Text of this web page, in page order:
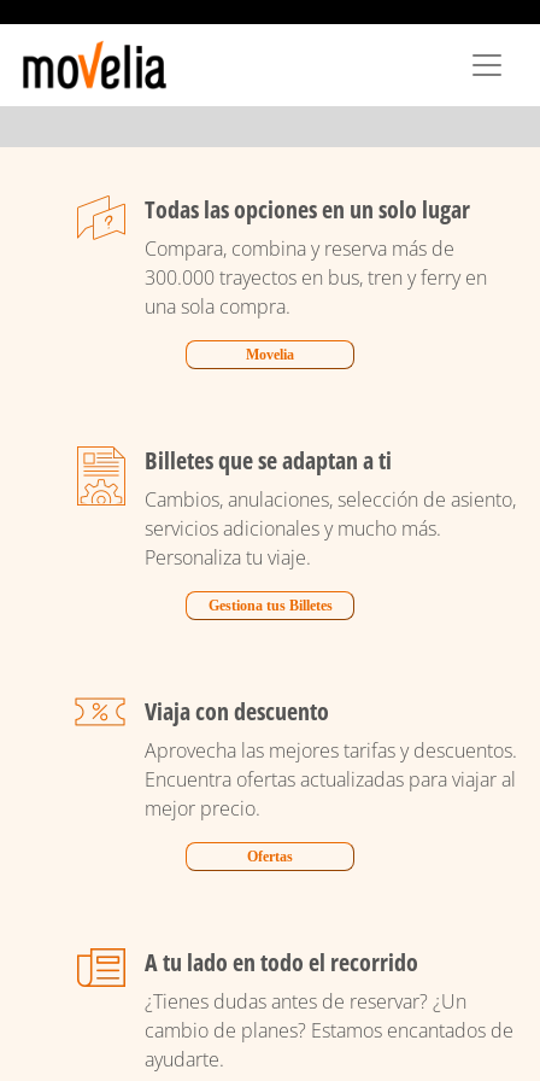
content
Todas las opciones en un solo lugar
Compara, combina y reserva más de
300.000 trayectos en bus, tren y ferry en
una sola compra.
Movelia
Billetes que se adaptan a ti
Cambios, anulaciones, selección de asiento,
servicios adicionales y mucho más.
Personaliza tu viaje.
Gestiona tus Billetes
Viaja con descuento
Aprovecha las mejores tarifas y descuentos.
Encuentra ofertas actualizadas para viajar al
mejor precio.
Ofertas
A tu lado en todo el recorrido
¿Tienes dudas antes de reservar? ¿Un
cambio de planes? Estamos encantados de
ayudarte.